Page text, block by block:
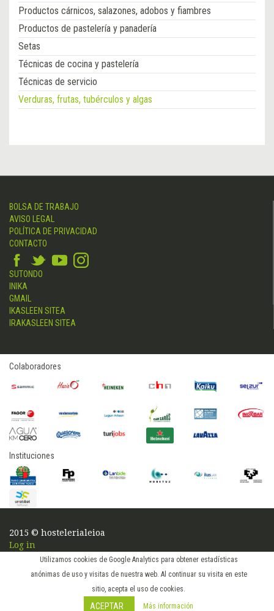
Utilizamos cookies de Google Analytics para obtener estadísticas
anónimas de uso y visitas de nuestra web. Al continuar su visita en este
sitio, acepta el uso de cookies.
ACEPTAR Más información
Productos cárnicos, salazones, adobos y fiambres
Productos de pastelería y panadería
Setas
Técnicas de cocina y pastelería
Técnicas de servicio
Verduras, frutas, tubérculos y algas
BOLSA DE TRABAJO
AVISO LEGAL
POLÍTICA DE PRIVACIDAD
CONTACTO
SUTONDO
INIKA
GMAIL
IKASLEEN SITEA
IRAKASLEEN SITEA
Colaboradores
Instituciones
2015 © hostelerialeioa
Log in